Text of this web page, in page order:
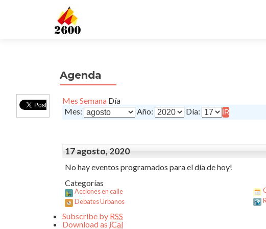
Agenda
Mes Semana Día
Mes:
Año: Día:
17 agosto, 2020
No hay eventos programados para el día de hoy!
Categorías
Acciones en calle
Debates Urbanos
Subscribe by RSS
Download as iCal